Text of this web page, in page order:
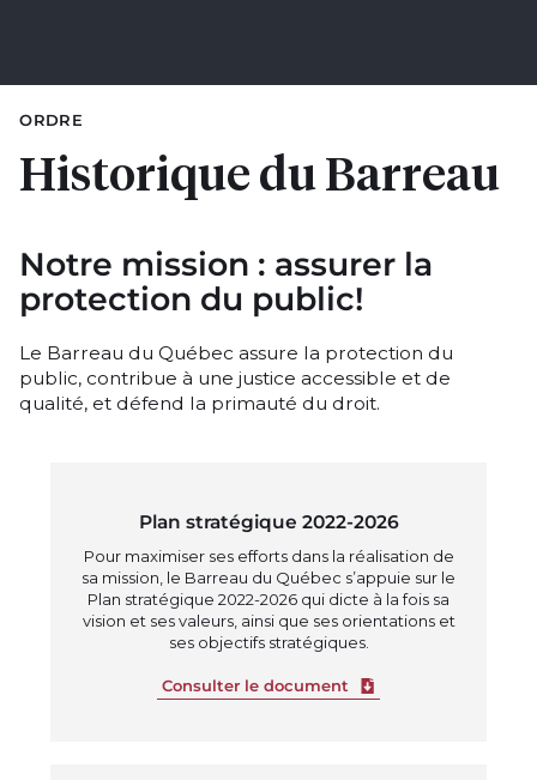
ORDRE
Historique du Barreau
Notre mission : assurer la
protection du public!
Le Barreau du Québec assure la protection du
public, contribue à une justice accessible et de
qualité, et défend la primauté du droit.
Plan stratégique 2022-2026
Pour maximiser ses efforts dans la réalisation de
sa mission, le Barreau du Québec s’appuie sur le
Plan stratégique 2022-2026 qui dicte à la fois sa
vision et ses valeurs, ainsi que ses orientations et
ses objectifs stratégiques.
Consulter le document Download file